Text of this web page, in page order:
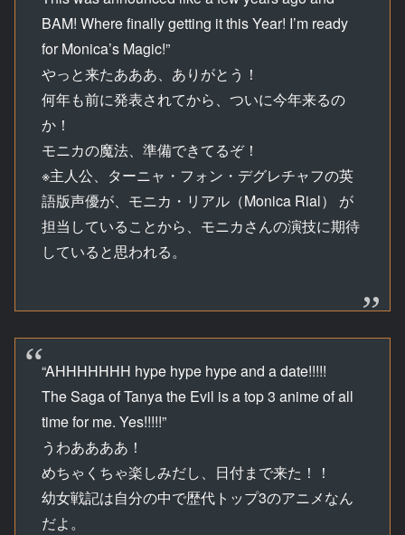
BAM! Where finally getting it this Year! I’m ready
for Monica’s Magic!”
やっと来たあああ、ありがとう！
何年も前に発表されてから、ついに今年来るの
か！
モニカの魔法、準備できてるぞ！
※主人公、ターニャ・フォン・デグレチャフの英
語版声優が、モニカ・リアル（Monica Rial） が
担当していることから、モニカさんの演技に期待
していると思われる。
“AHHHHHHH hype hype hype and a date!!!!!
The Saga of Tanya the Evil is a top 3 anime of all
time for me. Yes!!!!!”
うわああああ！
めちゃくちゃ楽しみだし、日付まで来た！！
幼女戦記は自分の中で歴代トップ3のアニメなん
だよ。